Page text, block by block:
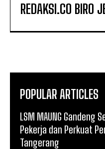
REDAKSI.CO BIRO
POPULAR ARTICLES
LSM MAUNG Gandeng
Pekerja dan Perkuat
Tangerang